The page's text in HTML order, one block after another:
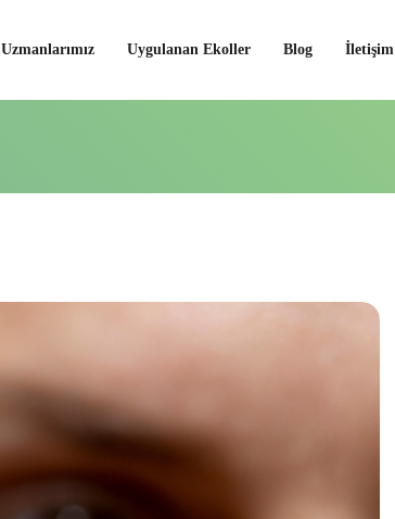
Uzmanlarımız Uygulanan Ekoller Blog İletişim